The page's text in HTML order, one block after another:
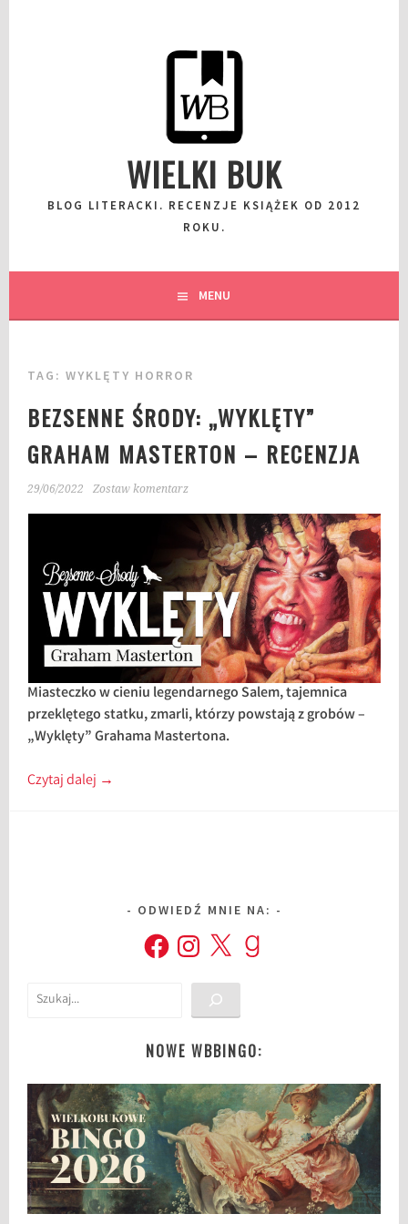
WIELKI BUK
BLOG LITERACKI. RECENZJE KSIĄŻEK OD 2012
ROKU.
MENU
TAG:WYKLĘTY HORROR
BEZSENNE ŚRODY: „WYKLĘTY”
GRAHAM MASTERTON – RECENZJA
29/06/2022 Zostaw komentarz
Miasteczko w cieniu legendarnego Salem, tajemnica
przeklętego statku, zmarli, którzy powstają z grobów –
„Wyklęty” Grahama Mastertona.
Czytaj dalej →
ODWIEDŹ MNIE NA:
FacebookInstagram
X Goodreads
Szukaj
NOWE WBBINGO: